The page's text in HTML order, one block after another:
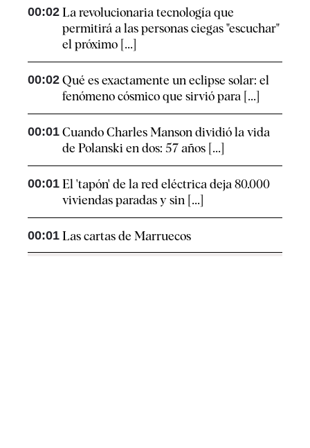
00:02 La revolucionaria tecnología que
permitirá a las personas ciegas "escuchar"
el próximo [...]
00:02 Qué es exactamente un eclipse solar: el
fenómeno cósmico que sirvió para [...]
00:01 Cuando Charles Manson dividió la vida
de Polanski en dos: 57 años [...]
00:01 El 'tapón' de la red eléctrica deja 80.000
viviendas paradas y sin [...]
00:01 Las cartas de Marruecos